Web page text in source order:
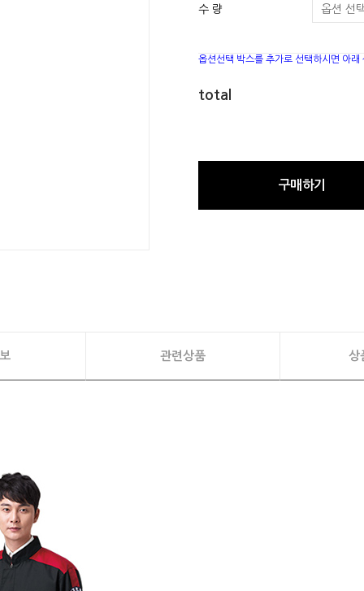
수 량
옵션선택 박스를 추가로 선택하시면 아래
total
구매하기
관련상품 상